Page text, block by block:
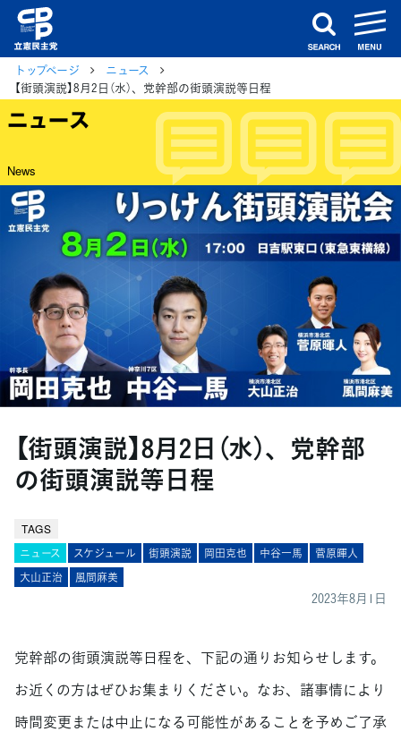
search
トップページ
ニュース
【街頭演説】8月2日（水）、党幹部の街頭演説等日程
ニュース
News
【街頭演説】8月2日（水）、党幹部
の街頭演説等日程
TAGS
ニュース スケジュール 街頭演説 岡田克也 中谷一馬
菅原暉人
大山正治
風間麻美
2023年8月1日
党幹部の街頭演説等日程を、下記の通りお知らせします。
お近くの方はぜひお集まりください。なお、諸事情により
時間変更または中止になる可能性があることを予めご了承